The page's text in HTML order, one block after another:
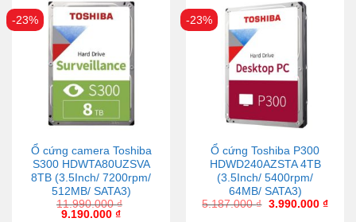
-23%
Ổ cứng camera Toshiba
S300 HDWTA80UZSVA
8TB (3.5Inch/ 7200rpm/
512MB/ SATA3)
11.990.000₫
9.190.000 ₫
-23%
Ổ cứng Toshiba P300
HDWD240AZSTA 4TB
(3.5Inch/ 5400rpm/
64MB/ SATA3)
5.187.000₫ 3.990.000 ₫